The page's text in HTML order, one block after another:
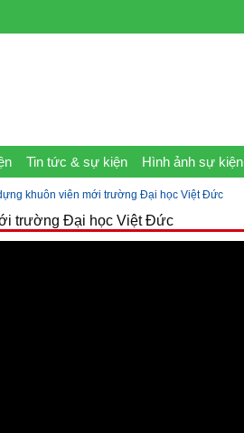
Tin tức & sự kiện Hình ảnh sự kiện
khuôn viên mới trường Đại học Việt Đức
trường Đại học Việt Đức